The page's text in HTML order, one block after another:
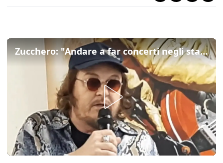
Zucchero: "Andare a far concerti negli stadi oggi è più facile"